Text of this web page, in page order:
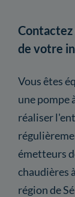
de votre
Vous êtes
une pompe
réaliser
émetteurs
chaudières
région de